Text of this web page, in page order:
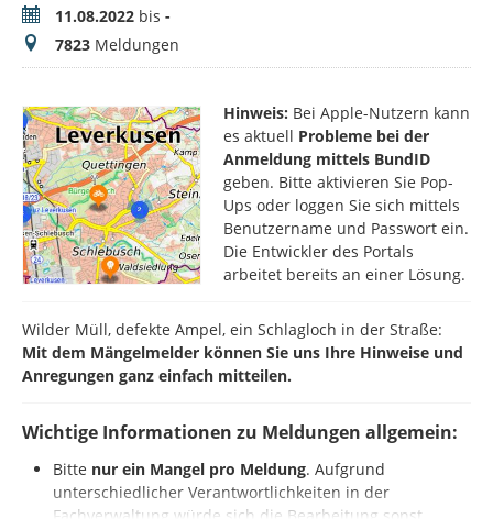
Zeitraum11.08.2022 bis -
Meldungen
7823 Meldungen
Hinweis: Bei Apple-Nutzern kann
es aktuell Probleme bei der
Anmeldung mittels BundID
geben. Bitte aktivieren Sie Pop-
Ups oder loggen Sie sich mittels
Benutzername und Passwort ein.
Die Entwickler des Portals
arbeitet bereits an einer Lösung.
Wilder Müll, defekte Ampel, ein Schlagloch in der Straße:
Mit dem Mängelmelder können Sie uns Ihre Hinweise und
Anregungen ganz einfach mitteilen.
Wichtige Informationen zu Meldungen allgemein:
Bitte nur ein Mangel pro Meldung. Aufgrund
unterschiedlicher Verantwortlichkeiten in der